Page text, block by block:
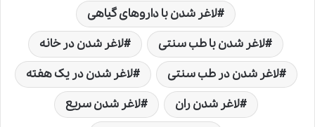
لاغر شدن با داروهای گیاهی
لاغر شدن با طب سنتی
لاغر شدن در خانه
لاغر شدن در طب سنتی
لاغر شدن در یک هفته
لاغر شدن ران
لاغر شدن سریع